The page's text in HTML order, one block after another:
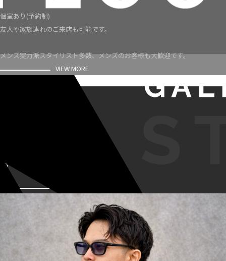
個室あり(予約制)
友人や家族連れのご来店も可能です。
メンズ実力派スタイリスト多数、メンズのお客様も大歓迎です。
VIEW MORE